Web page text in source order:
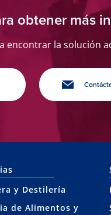
obtener más
encontrar la solución
y Destilería
de Alimentos y